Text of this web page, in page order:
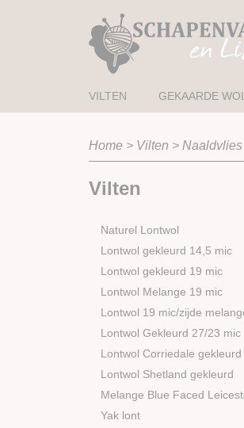
VILTEN GEKAARDE WOL
Home > Vilten > Naaldvlies
Vilten
Naturel Lontwol
Lontwol gekleurd 14,5 mic
Lontwol gekleurd 19 mic
Lontwol Melange 19 mic
Lontwol 19 mic/zijde
Lontwol Gekleurd 27/23 mic
Lontwol Corriedale gekleurd
Lontwol Shetland gekleurd
Melange Blue Faced
Yak lont